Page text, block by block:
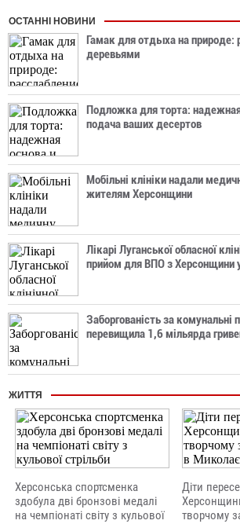
ОСТАННІ НОВИНИ
Гамак для отдыха на природе:
деревьями
Подложка для торта:
подача ваших десертов
Мобільні клініки надали
жителям Херсонщини
Лікарі Луганської обласної
прийом для ВПО з Херсонщини у
Заборгованість за комунальні
перевищила 1,6 мільярда
ЖИТТЯ
Херсонська спортсменка
здобула дві бронзові медалі
на чемпіонаті світу з кульової
Діти
творчому